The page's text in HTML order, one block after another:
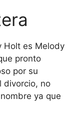
Holt es Melody
pronto
por su
divorcio, no
ya que